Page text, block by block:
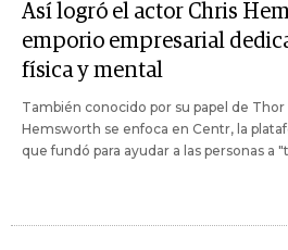
Así logró el actor Chris
emporio empresarial
física y mental
También conocido por su papel de Thor
Hemsworth se enfoca en Centr, la
que fundó para ayudar a las personas a